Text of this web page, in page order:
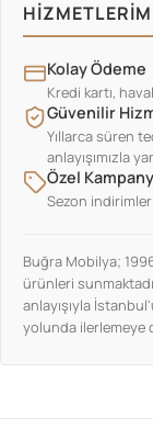
Kolay Ödeme
Kredi kartı,
Güvenilir
Yıllarca süren
anlayışımızla
Özel
Sezon
Buğra Mobilya;
ürünleri
anlayışıyla
yolunda ilerlemeye